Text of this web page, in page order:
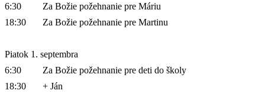
6:30
Za Božie požehnanie pre Máriu
18:30
Za Božie požehnanie pre Martinu
Piatok 1. septembra
6:30
Za Božie požehnanie pre deti do školy
18:30
+ Ján